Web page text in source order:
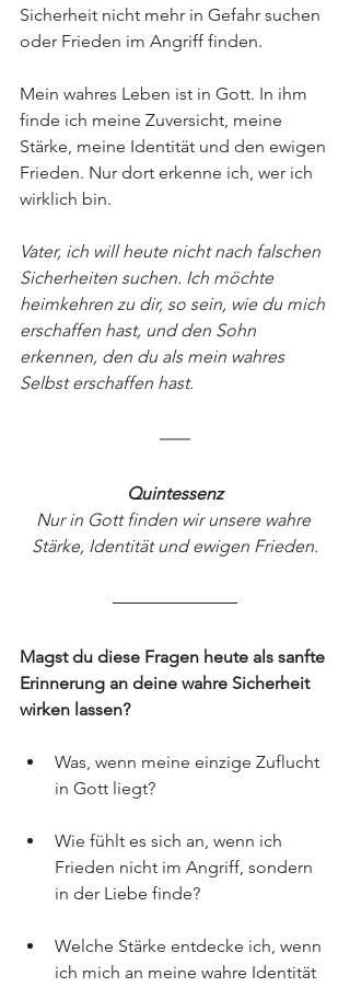
Sicherheit nicht mehr in Gefahr suchen
oder Frieden im Angriff finden.
Mein wahres Leben ist in Gott. In ihm
finde ich meine Zuversicht, meine
Stärke, meine Identität und den ewigen
Frieden. Nur dort erkenne ich, wer ich
wirklich bin.
Vater, ich will heute nicht nach falschen
Sicherheiten suchen. Ich möchte
heimkehren zu dir, so sein, wie du mich
erschaffen hast, und den Sohn
erkennen, den du als mein wahres
Selbst erschaffen hast.
Quintessenz
Nur in Gott finden wir unsere wahre
Stärke, Identität und ewigen Frieden.
Magst du diese Fragen heute als sanfte
Erinnerung an deine wahre Sicherheit
wirken lassen?
Was, wenn meine einzige Zuflucht
in Gott liegt?
Wie fühlt es sich an, wenn ich
Frieden nicht im Angriff, sondern
in der Liebe finde?
Welche Stärke entdecke ich, wenn
ich mich an meine wahre Identität